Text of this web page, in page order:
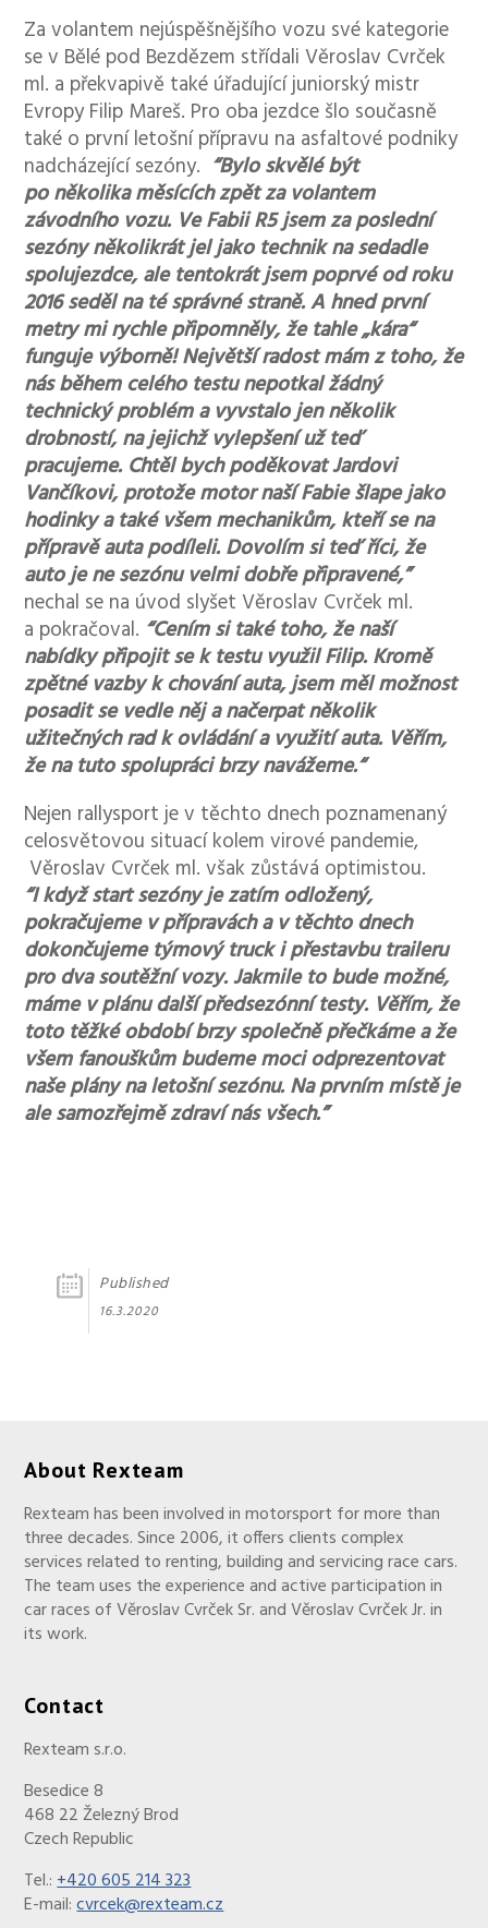
Za volantem nejúspěšnějšího vozu své kategorie
se v Bělé pod Bezdězem střídali Věroslav Cvrček
ml. a překvapivě také úřadující juniorský mistr
Evropy Filip Mareš. Pro oba jezdce šlo současně
také o první letošní přípravu na asfaltové podniky
nadcházející sezóny. “Bylo skvělé být
po několika měsících zpět za volantem
závodního vozu. Ve Fabii R5 jsem za poslední
sezóny několikrát jel jako technik na sedadle
spolujezdce, ale tentokrát jsem poprvé od roku
2016 seděl na té správné straně. A hned první
metry mi rychle připomněly, že tahle „kára“
funguje výborně! Největší radost mám z toho, že
nás během celého testu nepotkal žádný
technický problém a vyvstalo jen několik
drobností, na jejichž vylepšení už teď
pracujeme. Chtěl bych poděkovat Jardovi
Vančíkovi, protože motor naší Fabie šlape jako
hodinky a také všem mechanikům, kteří se na
přípravě auta podíleli. Dovolím si teď říci, že
auto je ne sezónu velmi dobře připravené,”
nechal se na úvod slyšet Věroslav Cvrček ml.
a pokračoval. “Cením si také toho, že naší
nabídky připojit se k testu využil Filip. Kromě
zpětné vazby k chování auta, jsem měl možnost
posadit se vedle něj a načerpat několik
užitečných rad k ovládání a využití auta. Věřím,
že na tuto spolupráci brzy navážeme.“
Nejen rallysport je v těchto dnech poznamenaný
celosvětovou situací kolem virové pandemie,
Věroslav Cvrček ml. však zůstává optimistou.
“I když start sezóny je zatím odložený,
pokračujeme v přípravách a v těchto dnech
dokončujeme týmový truck i přestavbu traileru
pro dva soutěžní vozy. Jakmile to bude možné,
máme v plánu další předsezónní testy. Věřím, že
toto těžké období brzy společně přečkáme a že
všem fanouškům budeme moci odprezentovat
naše plány na letošní sezónu. Na prvním místě je
ale samozřejmě zdraví nás všech.”
Published
16.3.2020
About Rexteam
Rexteam has been involved in motorsport for more than
three decades. Since 2006, it offers clients complex
services related to renting, building and servicing race cars.
The team uses the experience and active participation in
car races of Věroslav Cvrček Sr. and Věroslav Cvrček Jr. in
its work.
Contact
Rexteam s.r.o.
Besedice 8
468 22 Železný Brod
Czech Republic
Tel.:+420 605 214 323
E-mail:cvrcek@rexteam.cz